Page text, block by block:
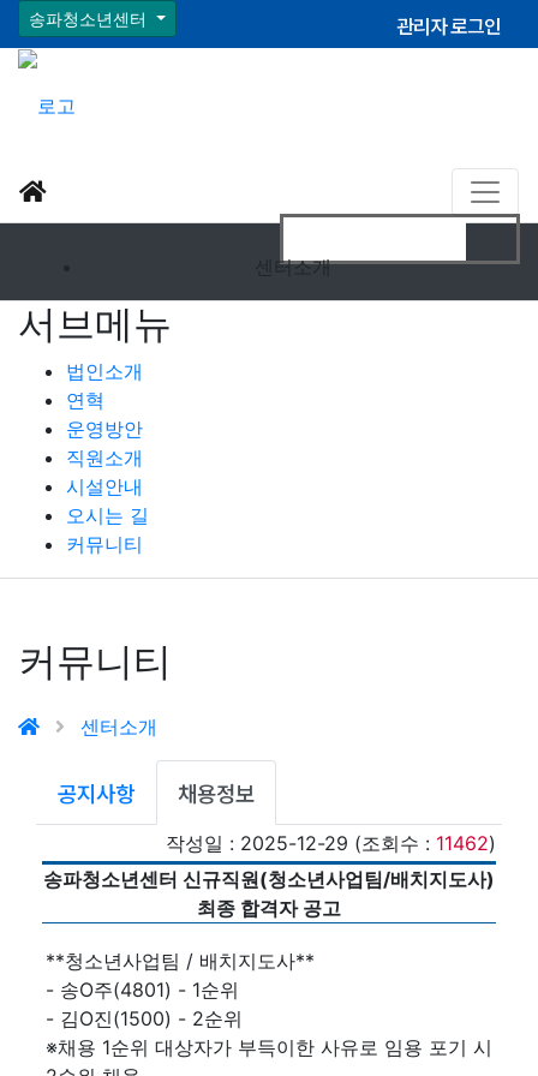
송파청소년센터 관리자 로그인
센터소개
서브메뉴
법인소개
연혁
운영방안
직원소개
시설안내
오시는 길
커뮤니티
커뮤니티
센터소개
공지사항 채용정보
작성일 : 2025-12-29 (조회수 : 11462)
송파청소년센터 신규직원(청소년사업팀/배치지도사)
최종 합격자 공고
**청소년사업팀 / 배치지도사**
- 송O주(4801) - 1순위
- 김O진(1500) - 2순위
※채용 1순위 대상자가 부득이한 사유로 임용 포기 시